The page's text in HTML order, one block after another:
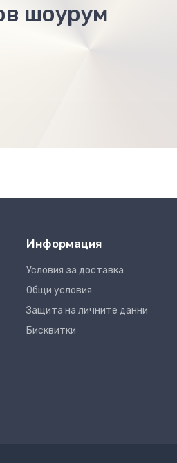
шоурум
Информация
Условия за доставка
Общи условия
Защита на личните данни
Бисквитки